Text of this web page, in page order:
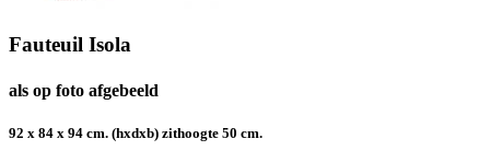
Fauteuil Isola
als op foto afgebeeld
92 x 84 x 94 cm. (hxdxb) zithoogte 50 cm.